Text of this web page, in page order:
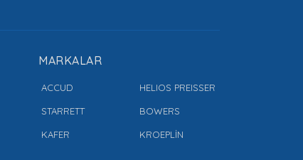
MARKALAR
ACCUD
STARRETT
KAFER
HELIOS PREISSER
BOWERS
KROEPLİN